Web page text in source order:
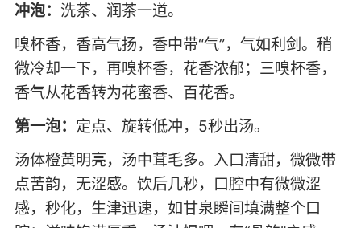
冲泡： 洗茶、润茶一道。
嗅杯香，香高气扬，香中带“气”，气如利剑。稍
微冷却一下，再嗅杯香，花香浓郁；三嗅杯香，
香气从花香转为花蜜香、百花香。
第一泡： 定点、旋转低冲，5秒出汤。
汤体橙黄明亮，汤中茸毛多。入口清甜，微微带
点苦韵，无涩感。饮后几秒，口腔中有微微涩
感，秒化，生津迅速，如甘泉瞬间填满整个口